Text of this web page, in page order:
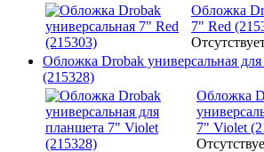
Обложка
7" Red
Обложка Drobak универсальная
(215328)
Обложка
7" Violet